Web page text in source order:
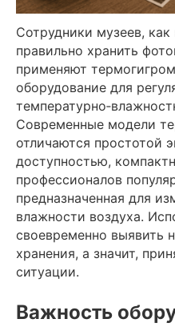
Сотрудники музеев,
правильно хранить
применяют
оборудование для
Современные модели
отличаются простотой
доступностью,
профессионалов
предназначенная для
влажности воздуха.
своевременно выявить
хранения, а значит,
ситуации.
Важность